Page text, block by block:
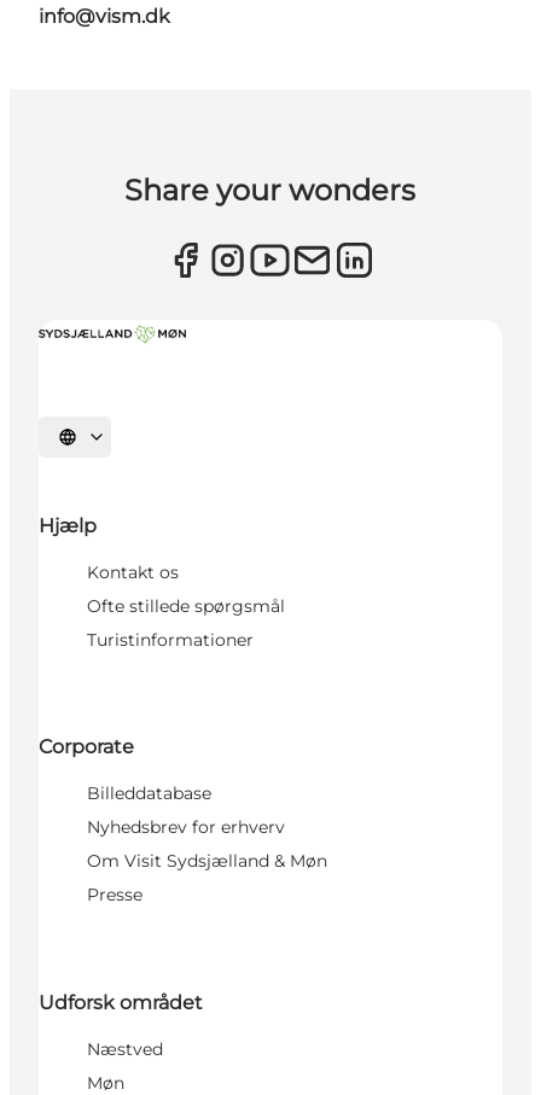
info@vism.dk
Share your wonders
Vælg sprog
Hjælp
Kontakt os
Ofte stillede spørgsmål
Turistinformationer
Corporate
Billeddatabase
Nyhedsbrev for erhverv
Om Visit Sydsjælland & Møn
Presse
Udforsk området
Næstved
Møn